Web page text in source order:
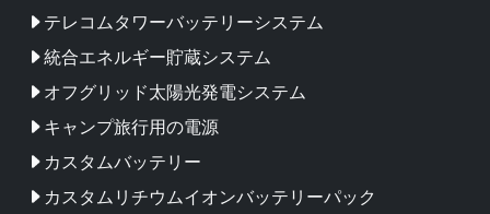
テレコムタワーバッテリーシステム
統合エネルギー貯蔵システム
オフグリッド太陽光発電システム
キャンプ旅行用の電源
カスタムバッテリー
カスタムリチウムイオンバッテリーパック